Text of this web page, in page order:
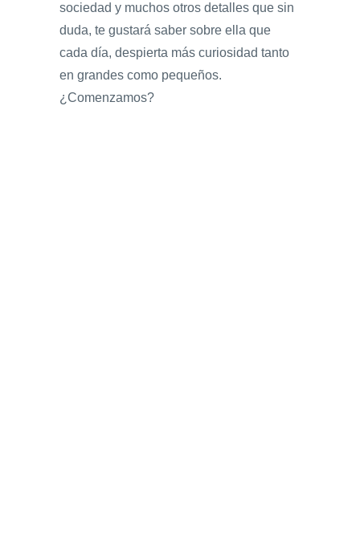
sociedad y muchos otros detalles que sin
duda, te gustará saber sobre ella que
cada día, despierta más curiosidad tanto
en grandes como pequeños.
¿Comenzamos?